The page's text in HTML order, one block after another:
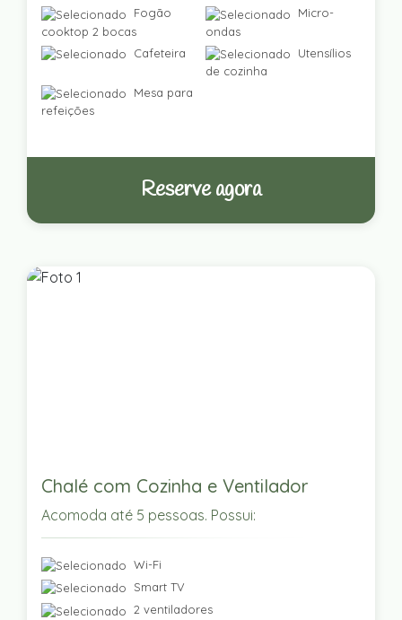
Fogão
cooktop 2 bocas
Micro-
ondas
Cafeteira
Utensílios
de cozinha
Mesa para
refeições
Reserve agora
Chalé com Cozinha e Ventilador
Acomoda até 5 pessoas. Possui:
Wi-Fi
Smart TV
2 ventiladores